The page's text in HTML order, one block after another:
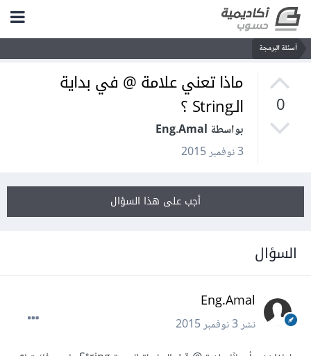
أسئلة البرمجة
0
ماذا تعني علامة @ في بداية
الـString ؟
بواسطة Eng.Amal
3 نوفمبر 2015
أجب على هذا السؤال
السؤال
Eng.Amal
نشر3 نوفمبر 2015